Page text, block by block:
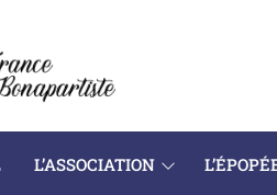
L’ASSOCIATION